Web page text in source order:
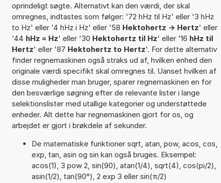
oprindeligt søgte. Alternativt kan den værdi, der skal
omregnes, indtastes som følger: '72 hHz til Hz' eller '3 hHz
to Hz' eller '4 hHz i Hz' eller '58 Hektohertz -> Hertz' eller
'44 hHz = Hz' eller '30 Hektohertz til Hz' eller '16 hHz til
Hertz' eller '87 Hektohertz to Hertz'. For dette alternativ
finder regnemaskinen også straks ud af, hvilken enhed den
originale værdi specifikt skal omregnes til. Uanset hvilken af
disse muligheder man bruger, sparer regnemaskinen en for
den besværlige søgning efter de relevante lister i lange
selektionslister med utallige kategorier og understøttede
enheder. Alt dette har regnemaskinen gjort for os, og
arbejdet er gjort i brøkdele af sekunder.
De matematiske funktioner sqrt, atan, pow, acos, cos,
exp, tan, asin og sin kan også bruges. Eksempel:
acos(1), 3 pow 2, sin(90), atan(1/4), sqrt(4), cos(pi/2),
asin(1/2), tan(90°), 2 exp 3 eller sin(π/2)